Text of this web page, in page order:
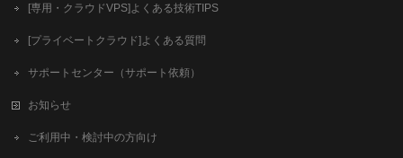
[専用・クラウドVPS]よくある技術TIPS
[プライベートクラウド]よくある質問
サポートセンター（サポート依頼）
お知らせ
ご利用中・検討中の方向け